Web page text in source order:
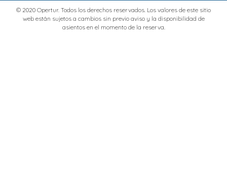
© 2020 Opertur. Todos los derechos reservados. Los valores de este sitio
web están sujetos a cambios sin previo aviso y la disponibilidad de
asientos en el momento de la reserva.